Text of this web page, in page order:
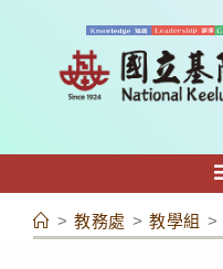
容
> 教務處 > 教學組 >